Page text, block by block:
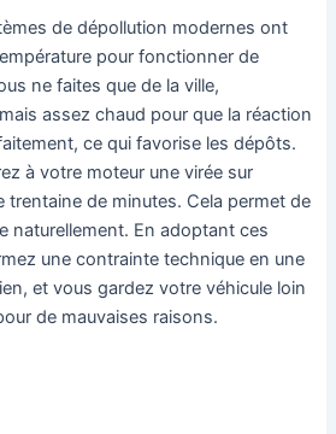
de dépollution modernes ont
pour fonctionner de
ne faites que de la ville,
assez chaud pour que la réaction
ce qui favorise les dépôts.
à votre moteur une virée sur
trentaine de minutes. Cela permet de
naturellement. En adoptant ces
une contrainte technique en une
et vous gardez votre véhicule loin
de mauvaises raisons.